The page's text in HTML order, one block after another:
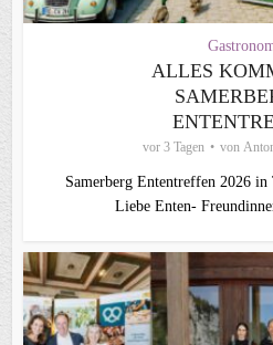
ALLES
vor 3 Tagen von
Samerberg Ententreffen 2026
Liebe Enten-